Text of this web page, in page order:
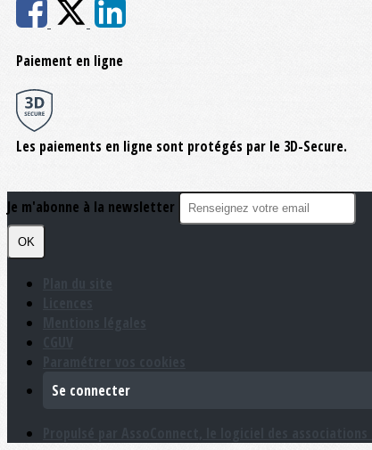
Paiement en ligne
Les paiements en ligne sont protégés par le 3D-Secure.
Je m'abonne à la newsletter
OK
Se connecter